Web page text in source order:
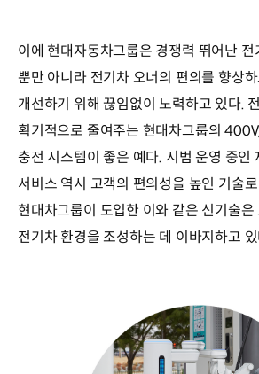
이에 현대자동차그룹은 경쟁력 뛰어난
뿐만 아니라 전기차 오너의 편의를 향상
개선하기 위해 끊임없이 노력하고 있다.
획기적으로 줄여주는 현대차그룹의
충전 시스템이 좋은 예다. 시범 운영 중인
서비스 역시 고객의 편의성을 높인 기술
현대차그룹이 도입한 이와 같은 신기술
전기차 환경을 조성하는 데 이바지하고